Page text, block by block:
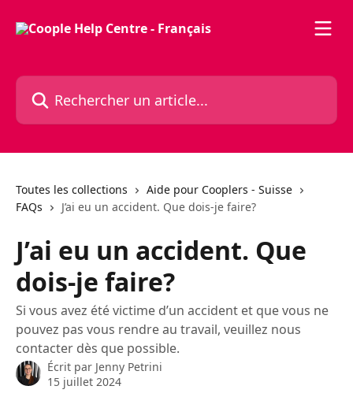
Rechercher un article...
Toutes les collections
Aide pour Cooplers - Suisse
FAQs
J’ai eu un accident. Que dois-je faire?
J’ai eu un accident. Que
dois-je faire?
Si vous avez été victime d’un accident et que vous ne
pouvez pas vous rendre au travail, veuillez nous
contacter dès que possible.
Écrit par Jenny Petrini
15 juillet 2024